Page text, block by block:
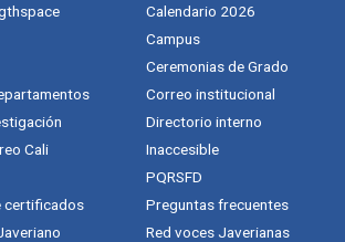
Cali
certificados
Calendario 2026
Campus
Ceremonias de Grado
Correo institucional
Directorio interno
Inaccesible
PQRSFD
Preguntas frecuentes
Red voces Javerianas